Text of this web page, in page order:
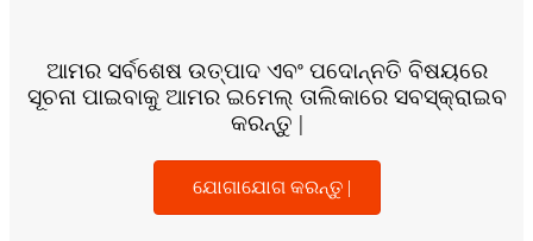
ଆମର ସର୍ବଶେଷ ଉତ୍ପାଦ ଏବଂ ପଦୋନ୍ନତି ବିଷୟରେ
ସୂଚନା ପାଇବାକୁ ଆମର ଇମେଲ୍ ତାଲିକାରେ ସବସ୍କ୍ରାଇବ
କରନ୍ତୁ |
ଯୋଗାଯୋଗ କରନ୍ତୁ |